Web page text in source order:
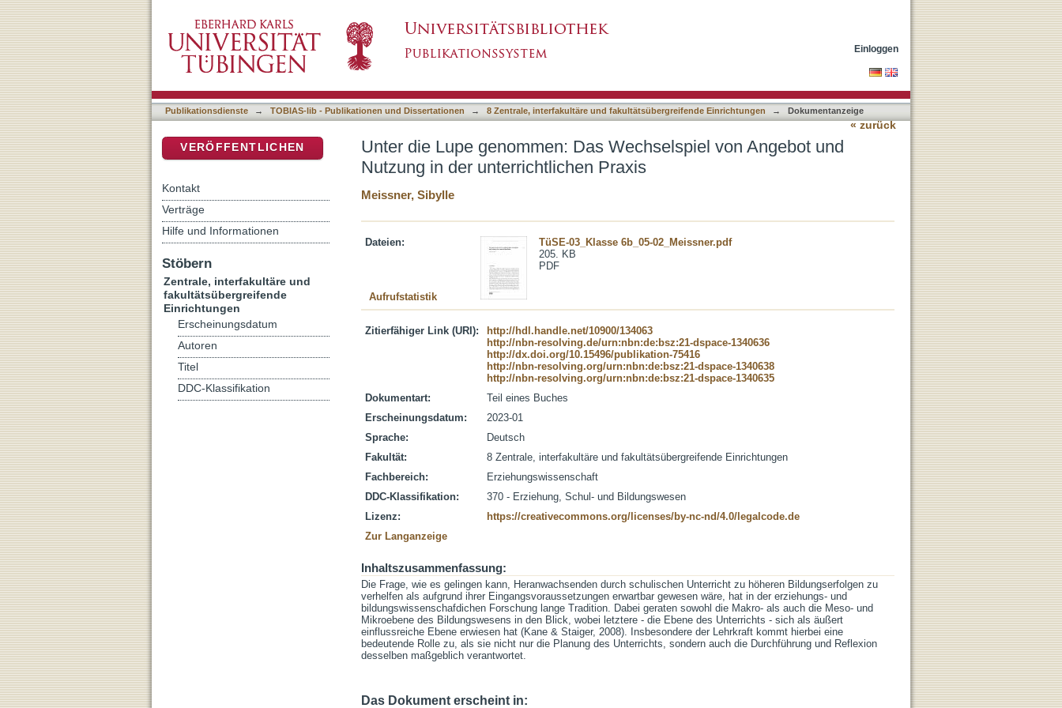
Praxis
Einloggen
Publikationsdienste → TOBIAS-lib - Publikationen und Dissertationen → 8 Zentrale, interfakultäre und fakultätsübergreifende Einrichtungen → Dokumentanzeige
« zurück
Unter die Lupe genommen: Das Wechselspiel von Angebot und
Nutzung in der unterrichtlichen Praxis
Meissner, Sibylle
Dateien:
TüSE-03_Klasse 6b_05-02_Meissner.pdf
205. KB
PDF
Aufrufstatistik
Zitierfähiger Link (URI):
http://hdl.handle.net/10900/134063
http://nbn-resolving.de/urn:nbn:de:bsz:21-dspace-1340636
http://dx.doi.org/10.15496/publikation-75416
http://nbn-resolving.org/urn:nbn:de:bsz:21-dspace-1340638
http://nbn-resolving.org/urn:nbn:de:bsz:21-dspace-1340635
Dokumentart:
Teil eines Buches
Erscheinungsdatum:
2023-01
Sprache:
Deutsch
Fakultät:
8 Zentrale, interfakultäre und fakultätsübergreifende Einrichtungen
Fachbereich:
Erziehungswissenschaft
DDC-Klassifikation:
370 - Erziehung, Schul- und Bildungswesen
Lizenz:
https://creativecommons.org/licenses/by-nc-nd/4.0/legalcode.de
Zur Langanzeige
Inhaltszusammenfassung:
Die Frage, wie es gelingen kann, Heranwachsenden durch schulischen Unterricht zu höheren Bildungserfolgen zu
verhelfen als aufgrund ihrer Eingangsvoraussetzun­gen erwartbar gewesen wäre, hat in der erziehungs- und
bildungswissenschafdichen Forschung lange Tradition. Dabei geraten sowohl die Makro- als auch die Meso- und
Mikroebene des Bildungswesens in den Blick, wobei letztere - die Ebene des Unter­richts - sich als äußert
einflussreiche Ebene erwiesen hat (Kane & Staiger, 2008). Ins­besondere der Lehrkraft kommt hierbei eine
bedeutende Rolle zu, als sie nicht nur die Planung des Unterrichts, sondern auch die Durchführung und Reflexion
desselben maßgeblich verantwortet.
Das Dokument erscheint in:
VERÖFFENTLICHEN
Kontakt
Verträge
Hilfe und Informationen
Stöbern
Zentrale, interfakultäre und
fakultätsübergreifende
Einrichtungen
Erscheinungsdatum
Autoren
Titel
DDC-Klassifikation